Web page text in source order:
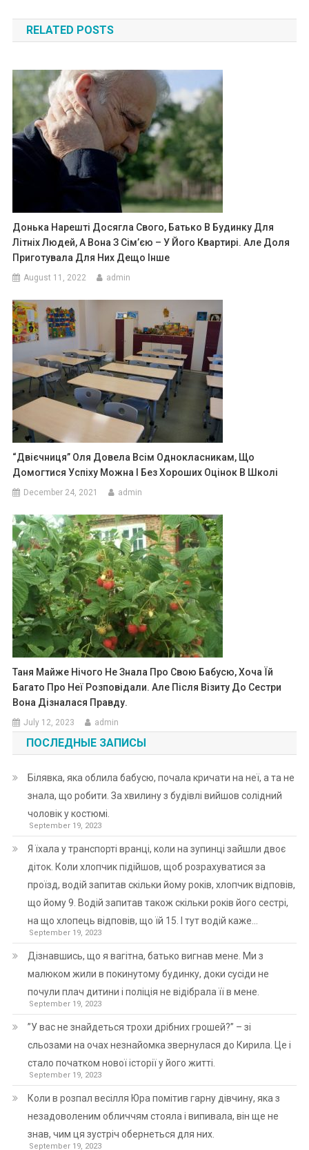
navigation
RELATED POSTS
Донька Нарешті Досягла Свого, Батько В Будинку Для
Літніх Людей, А Вона З Сім’єю – У Його Квартирі. Але Доля
Приготувала Для Них Дещо Інше
August 11, 2022 admin
“Двієчниця” Оля Довела Всім Однокласникам, Що
Домогтися Успіху Можна І Без Хороших Оцінок В Школі
December 24, 2021 admin
Таня Майже Нічого Не Знала Про Свою Бабусю, Хоча Їй
Багато Про Неї Розповідали. Але Після Візиту До Сестри
Вона Дізналася Правду.
July 12, 2023 admin
ПОСЛЕДНЫЕ ЗАПИСЫ
Білявка, яка облила бабусю, почала кричати на неї, а та не
знала, що робити. За хвилину з будівлі вийшов солідний
чоловік у костюмі.
September 19, 2023
Я їхала у транспорті вранці, коли на зупинці зайшли двоє
діток. Коли хлопчик підійшов, щоб розрахуватися за
проїзд, водій запитав скільки йому років, хлопчик відповів,
що йому 9. Водій запитав також скільки років його сестрі,
на що хлопець відповів, що їй 15. І тут водій каже…
September 19, 2023
Дізнавшись, що я вагітна, батько вигнав мене. Ми з
малюком жили в покинутому будинку, доки сусіди не
почули плач дитини і поліція не відібрала її в мене.
September 19, 2023
”У вас не знайдеться трохи дрібних грошей?” – зі
сльозами на очах незнайомка звернулася до Кирила. Це і
стало початком нової історії у його житті.
September 19, 2023
Коли в розпал весілля Юра помітив гарну дівчину, яка з
незадоволеним обличчям стояла і випивала, він ще не
знав, чим ця зустріч обернеться для них.
September 19, 2023